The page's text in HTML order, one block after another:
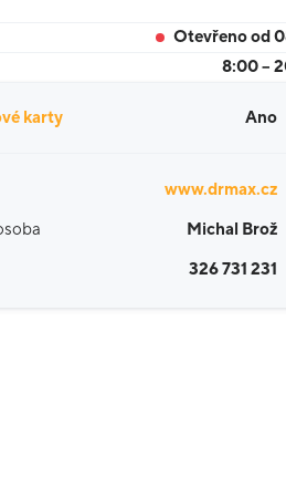
Otevřeno od
8:00 –
karty Ano
www.drmax.cz
Michal Brož
326 731 231